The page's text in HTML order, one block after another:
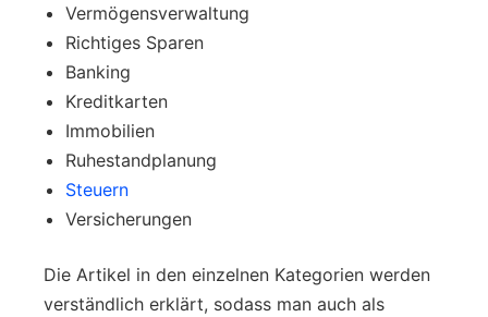
Vermögensverwaltung
Richtiges Sparen
Banking
Kreditkarten
Immobilien
Ruhestandplanung
Steuern
Versicherungen
Die Artikel in den einzelnen Kategorien werden
verständlich erklärt, sodass man auch als